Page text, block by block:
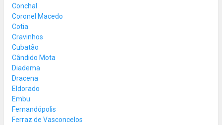
Conchal
Coronel Macedo
Cotia
Cravinhos
Cubatão
Cândido Mota
Diadema
Dracena
Eldorado
Embu
Fernandópolis
Ferraz de Vasconcelos